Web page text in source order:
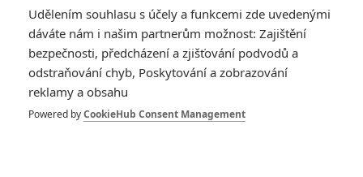
1 ČLÁNEK | 30.07.2026 20:14
Děti krve a kostí: Regulérní trailer představuje akční fantasy
dobrodružství s vůní Afriky
1ČLÁNEK | 30.07.2026 12:31
Spider-Man: Zbrusu nový den – Podle recenzí máme čekat
překvapivě emotivní a osobní film
Udělením souhlasu s účely a funkcemi zde uvedenými
dáváte nám i našim partnerům možnost: Zajištění
bezpečnosti, předcházení a zjišťování podvodů a
odstraňování chyb, Poskytování a zobrazování
reklamy a obsahu
Powered byCookieHub Consent Management